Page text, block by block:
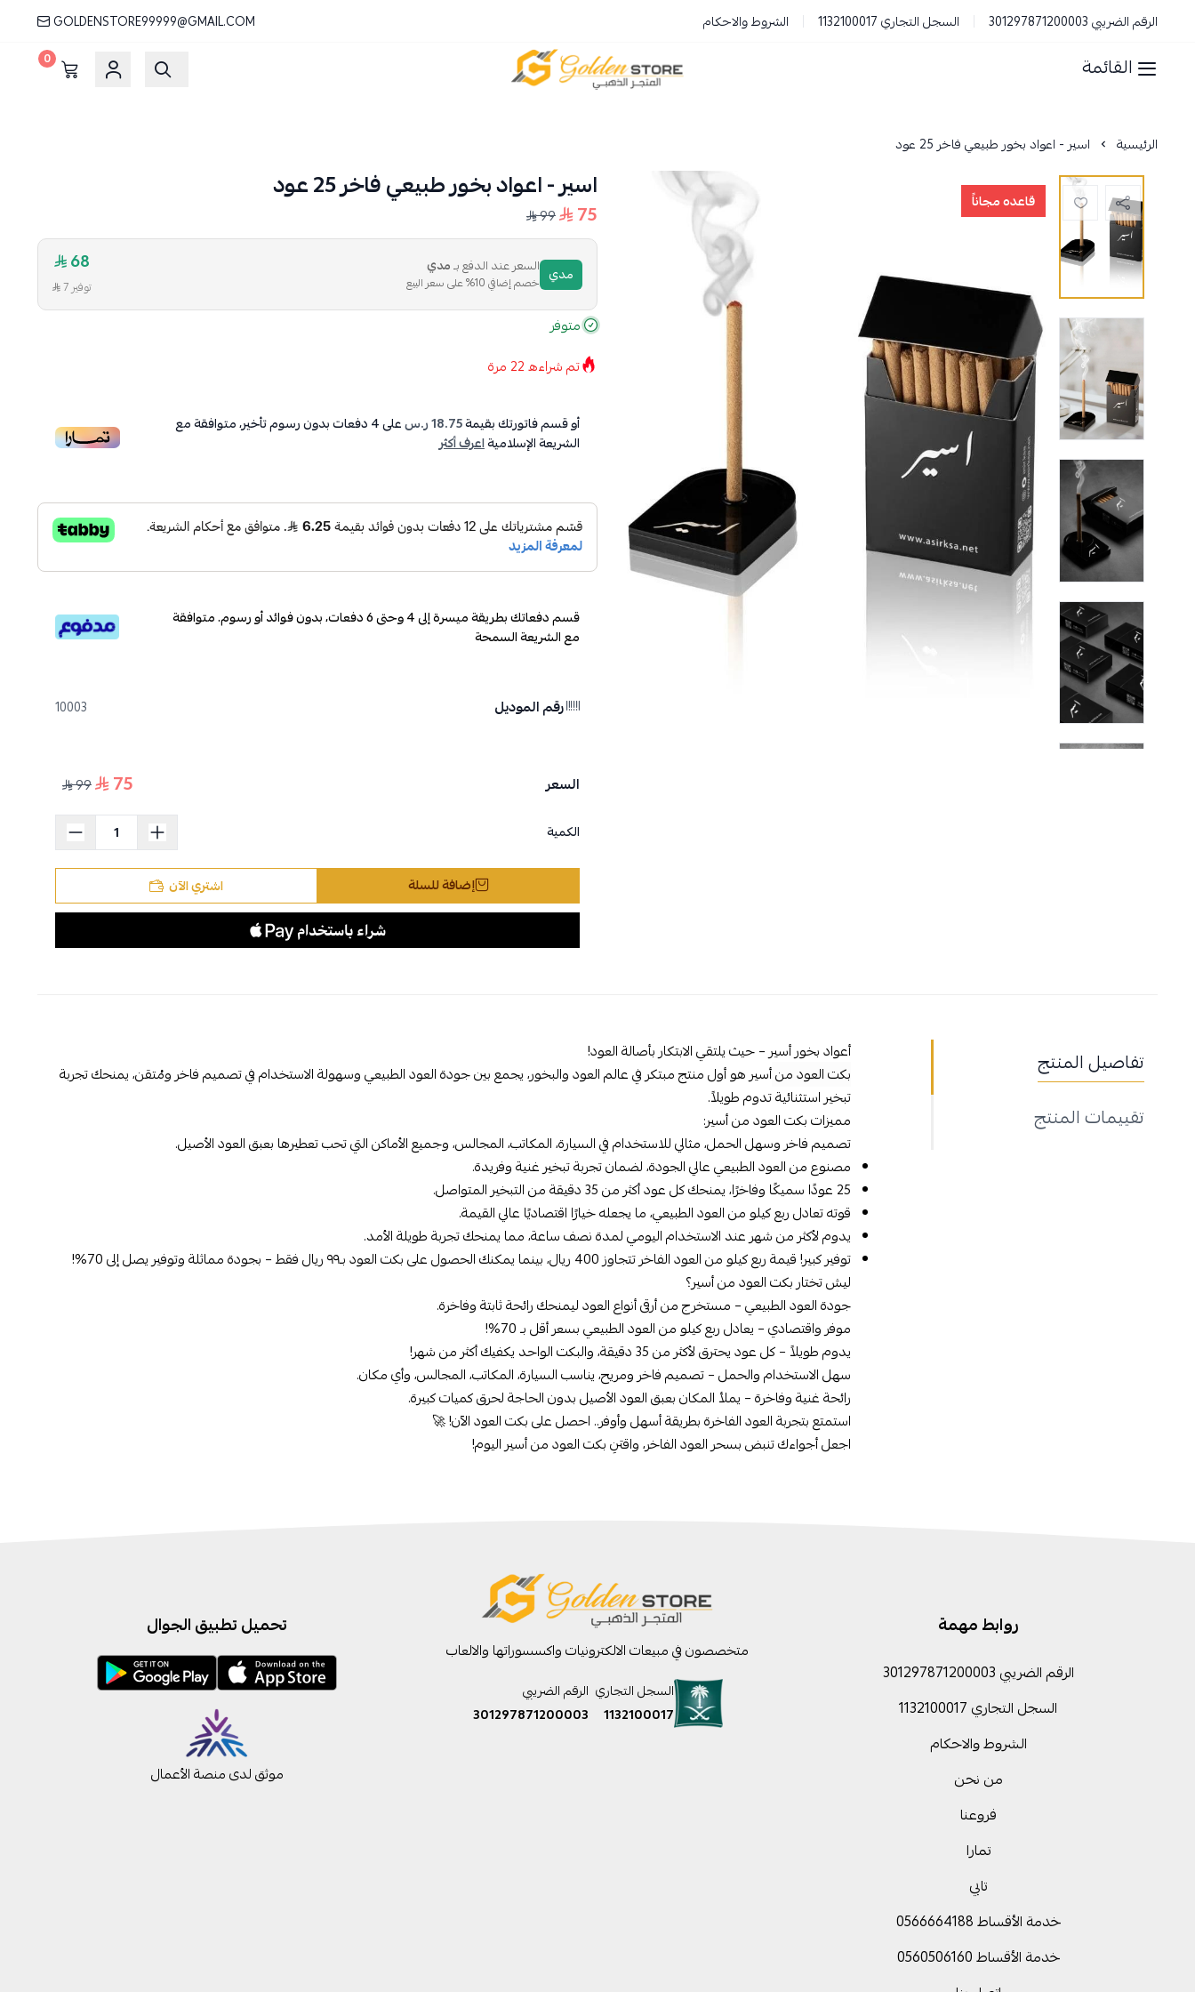
الرقم الضريبي 301297871200003 السجل التجاري 1132100017 الشروط والاحكام GOLDENSTORE99999@GMAIL.COM
القائمة المتجر الذهبي
0
الرئيسية اسير - اعواد بخور طبيعي فاخر 25 عود
قاعده مجاناً اسير - اعواد بخور طبيعي فاخر 25 عود
75
99
مدي السعر عند الدفع بـمدي
خصم إضافي 10% على سعر البيع
68
توفير 7
متوفر
تم شراءه22 مرة
أو قسم فاتورتك بقيمة18.75 ر.س على4دفعات بدون رسوم تأخير، متوافقة مع
الشريعة الإسلاميةاعرف أكثر
قسم دفعاتك بطريقة ميسرة إلى 4 وحتى 6 دفعات، بدون فوائد أو رسوم. متوافقة
مع الشريعة السمحة
رقم الموديل 10003
السعر 75
99
الكمية
إضافة للسلة اشتري الآن
تفاصيل المنتج
تقييمات المنتج
أعواد بخور أسير – حيث يلتقي الابتكار بأصالة العود!
بكت العود منأسير هو أول منتج مبتكر في عالم العود والبخور، يجمع بين جودة العود الطبيعي وسهولة الاستخدام في تصميم فاخر ومُتقن، يمنحك تجربة
تبخير استثنائية تدوم طويلاً.
مميزات بكت العود من أسير:
تصميم فاخر وسهل الحمل، مثالي للاستخدام في السيارة، المكاتب، المجالس، وجميع الأماكن التي تحب تعطيرها بعبق العود الأصيل.
مصنوع من العود الطبيعي عالي الجودة، لضمان تجربة تبخير غنية وفريدة.
25 عودًا سميكًا وفاخرًا، يمنحك كل عود أكثر من 35 دقيقة من التبخير المتواصل.
قوته تعادل ربع كيلو من العود الطبيعي، ما يجعله خيارًا اقتصاديًا عالي القيمة.
يدوم لأكثر من شهر عند الاستخدام اليومي لمدة نصف ساعة، مما يمنحك تجربة طويلة الأمد.
توفير كبير! قيمة ربع كيلو من العود الفاخر تتجاوز 400 ريال، بينما يمكنك الحصول على بكت العود بـ٩٩ ريال فقط – بجودة مماثلة وتوفير يصل إلى 70%!
ليش تختار بكت العود من أسير؟
جودة العود الطبيعي – مستخرج من أرقى أنواع العود ليمنحك رائحة ثابتة وفاخرة.
موفر واقتصادي – يعادل ربع كيلو من العود الطبيعي بسعر أقل بـ 70%!
يدوم طويلاً – كل عود يحترق لأكثر من 35 دقيقة، والبكت الواحد يكفيك أكثر من شهر!
سهل الاستخدام والحمل – تصميم فاخر ومريح، يناسب السيارة، المكاتب، المجالس، وأي مكان.
رائحة غنية وفاخرة – يملأ المكان بعبق العود الأصيل بدون الحاجة لحرق كميات كبيرة.
استمتع بتجربة العود الفاخرة بطريقة أسهل وأوفر.. احصل على بكت العود الآن! 🚀
اجعل أجواءك تنبض بسحر العود الفاخر، واقتنِ بكت العود من أسير اليوم!
روابط مهمة
الرقم الضريبي 301297871200003
السجل التجاري 1132100017
الشروط والاحكام
من نحن
فروعنا
تمارا
تابي
خدمة الأقساط 0566664188
خدمة الأقساط 0560506160
متخصصون في مبيعات الالكترونيات واكسسوراتها والالعاب
السجل التجاري
1132100017
الرقم الضريبي
301297871200003
تحميل تطبيق الجوال
موثق لدى منصة الأعمال